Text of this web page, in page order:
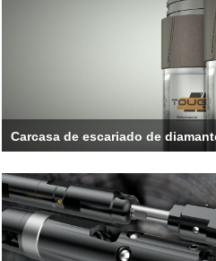
Carcasa de escariado de
sintéticos que mejoran en gran
Leer más >>